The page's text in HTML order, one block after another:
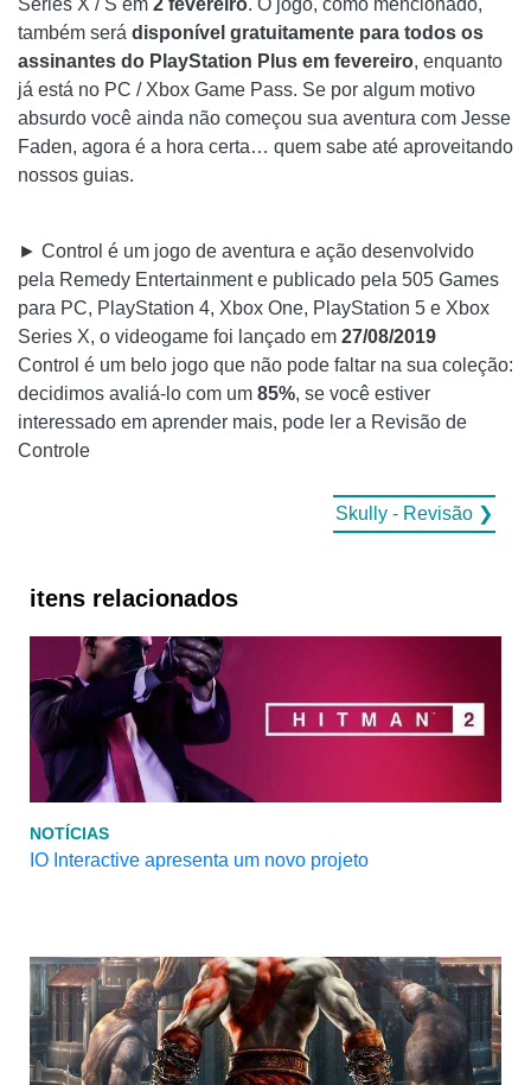
Series X / S em 2 fevereiro. O jogo, como mencionado,
também será disponível gratuitamente para todos os
assinantes do PlayStation Plus em fevereiro, enquanto
já está no PC / Xbox Game Pass. Se por algum motivo
absurdo você ainda não começou sua aventura com Jesse
Faden, agora é a hora certa… quem sabe até aproveitando
nossos guias.
► Control é um jogo de aventura e ação desenvolvido
pela Remedy Entertainment e publicado pela 505 Games
para PC, PlayStation 4, Xbox One, PlayStation 5 e Xbox
Series X, o videogame foi lançado em 27/08/2019
Control é um belo jogo que não pode faltar na sua coleção:
decidimos avaliá-lo com um 85%, se você estiver
interessado em aprender mais, pode ler a Revisão de
Controle
Skully - Revisão ❯
itens relacionados
NOTÍCIAS
IO Interactive apresenta um novo projeto